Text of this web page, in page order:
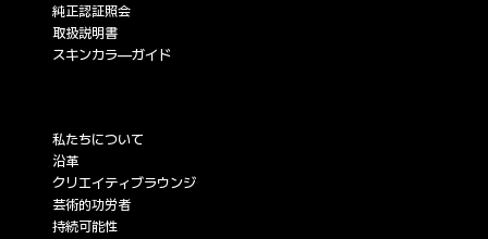
純正認証照会
取扱説明書
スキンカラ―ガイド
私たちについて
沿革
クリエイティブラウンジ
芸術的功労者
持続可能性